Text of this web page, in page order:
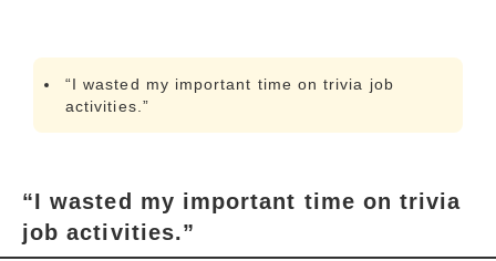
“I wasted my important time on trivia job
activities.”
“I wasted my important time on trivia
job activities.”